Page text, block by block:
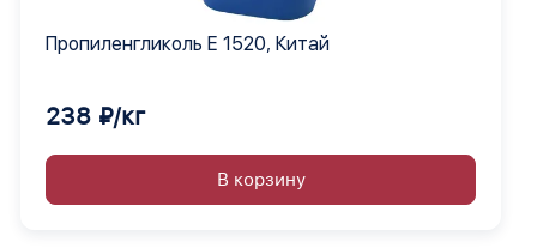
Пропиленгликоль Е 1520, Китай
238 ₽/кг
В корзину